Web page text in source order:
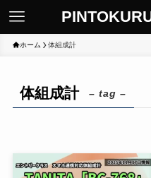
ホーム 体組成計
体組成計 – tag –